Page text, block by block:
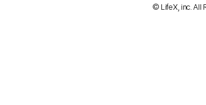
© LifeX, inc. All